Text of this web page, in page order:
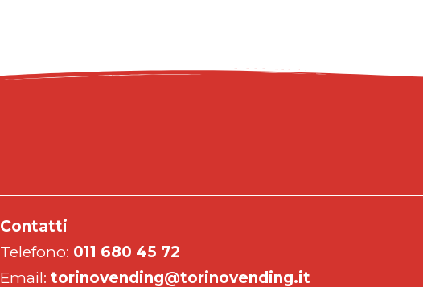
Contatti
Telefono: 011 680 45 72
Email: torinovending@torinovending.it